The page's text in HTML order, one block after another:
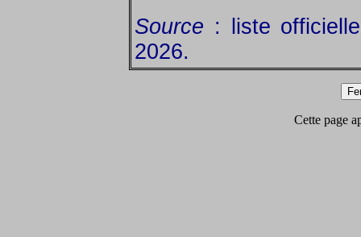
Source : liste
2026.
Cette page